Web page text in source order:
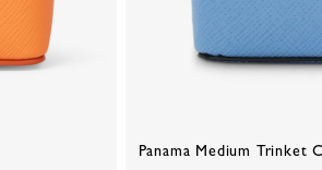
Panama Medium Trinket